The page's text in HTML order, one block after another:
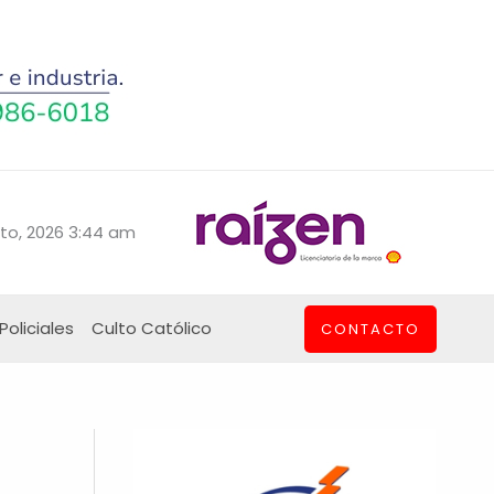
2026 3:44 am
Policiales Culto Católico CONTACTO